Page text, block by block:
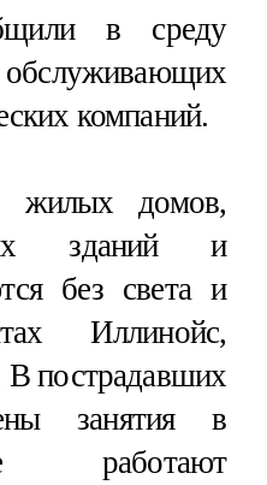
в среду
компаний.
жилых домов,
зданий и
без света и
Иллинойс,
пострадавших
занятия в
работают